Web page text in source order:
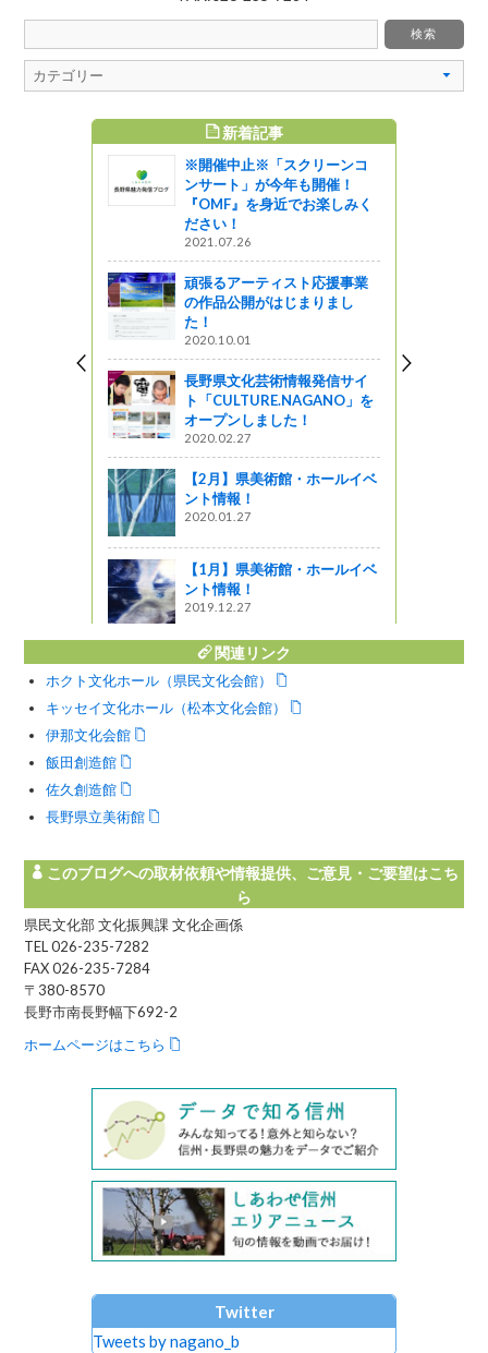
新着記事
※開催中止※「スクリーンコ
ンサート」が今年も開催！
『OMF』を身近でお楽しみく
ださい！
2021.07.26
頑張るアーティスト応援事業
の作品公開がはじまりまし
た！
2020.10.01
長野県文化芸術情報発信サイ
ト「CULTURE.NAGANO」を
オープンしました！
2020.02.27
【2月】県美術館・ホールイベ
ント情報！
2020.01.27
【1月】県美術館・ホールイベ
ント情報！
2019.12.27
関連リンク
ホクト文化ホール（県民文化会館）
キッセイ文化ホール（松本文化会館）
伊那文化会館
飯田創造館
佐久創造館
長野県立美術館
このブログへの取材依頼や情報提供、ご意見・ご要望はこち
ら
県民文化部 文化振興課 文化企画係
TEL 026-235-7282
FAX 026-235-7284
〒380-8570
長野市南長野幅下692-2
ホームページはこちら
Twitter
Tweets by nagano_b